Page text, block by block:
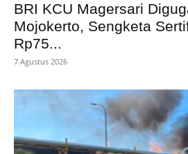
BRI KCU Magersari
Mojokerto, Sengketa
Rp75...
7 Agustus 2026